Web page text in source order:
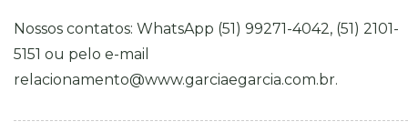
Nossos contatos: WhatsApp (51) 99271-4042, (51) 2101-
5151 ou pelo e-mail
relacionamento@www.garciaegarcia.com.br.